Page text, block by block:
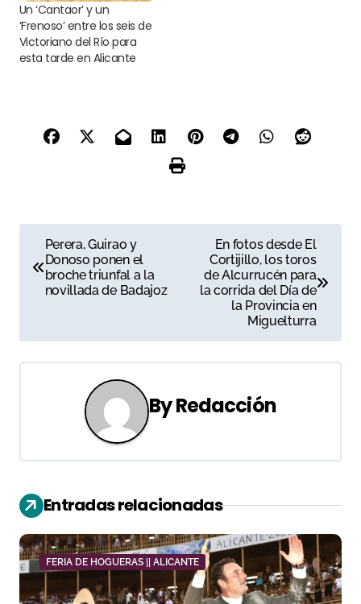
Un ‘Cantaor’ y un
‘Frenoso’ entre los seis de
Victoriano del Río para
esta tarde en Alicante
a
e
g
i
ó
n
d
Perera, Guirao y
Donoso ponen el
broche triunfal a la
novillada de Badajoz
En fotos desde El
Cortijillo, los toros
de Alcurrucén para
la corrida del Día de
la Provincia en
Miguelturra
ByRedacción
Entradas relacionadas
FERIA DE HOGUERAS || ALICANTE